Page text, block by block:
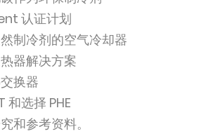
认证计划
制冷剂的空气冷却器
器解决方案
换器
和选择 PHE
和参考资料。